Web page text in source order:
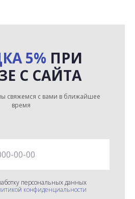
5% ПРИ
С САЙТА
свяжемся с вами в ближайшее
время
персональных данных
конфиденциальности